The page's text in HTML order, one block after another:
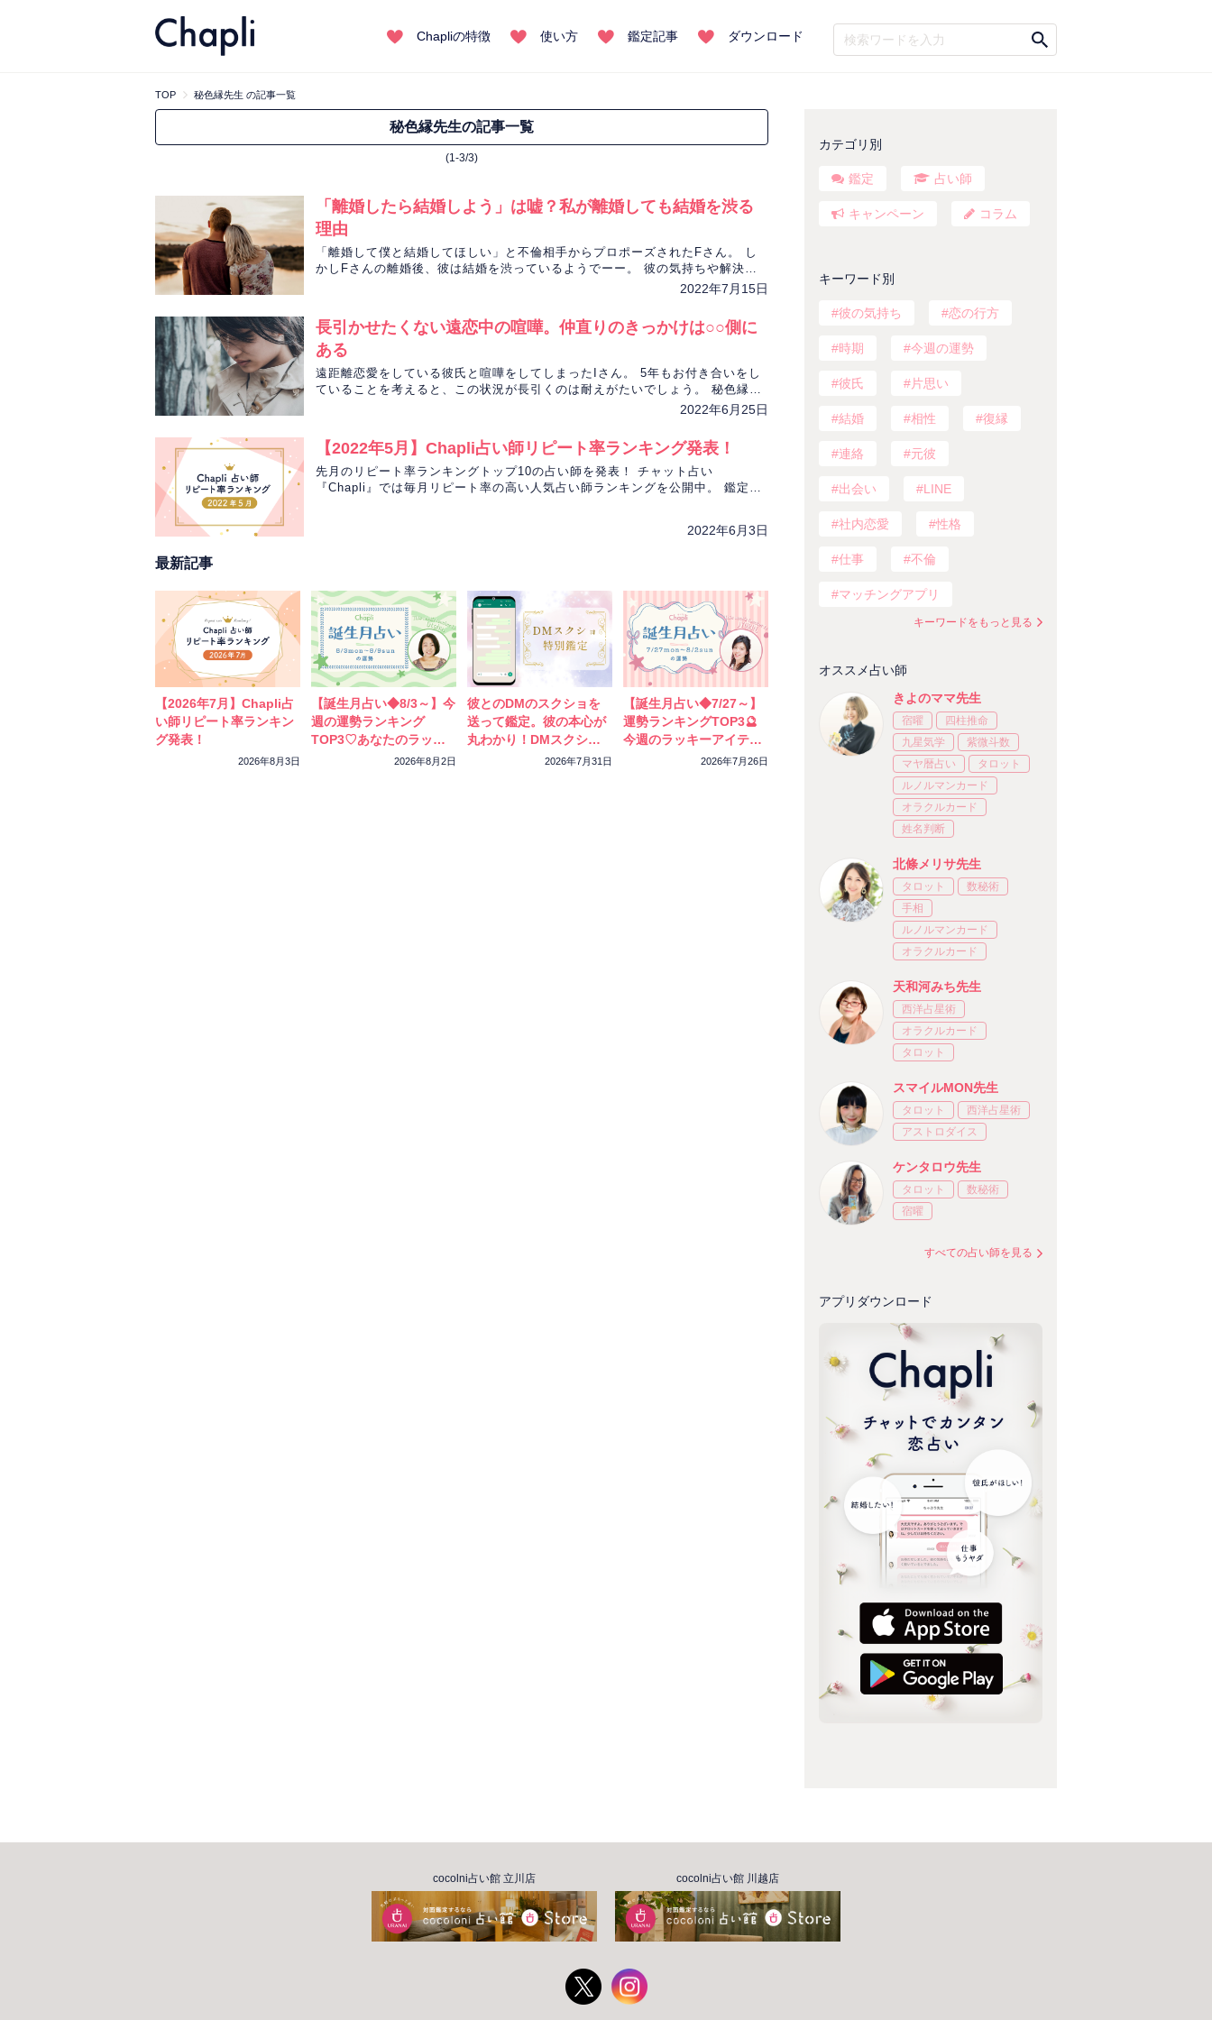
Chapliの特徴 使い方 鑑定記事 ダウンロード
TOP 秘色縁先生 の記事一覧
秘色縁先生の記事一覧
(1-3/3)
「離婚したら結婚しよう」は嘘？私が離婚しても結婚を渋る
理由
「離婚して僕と結婚してほしい」と不倫相手からプロポーズされたFさん。 し
かしFさんの離婚後、彼は結婚を渋っているようでーー。 彼の気持ちや解決す
2022年7月15日
長引かせたくない遠恋中の喧嘩。仲直りのきっかけは○○側に
ある
遠距離恋愛をしている彼氏と喧嘩をしてしまったIさん。 5年もお付き合いをし
ていることを考えると、この状況が長引くのは耐えがたいでしょう。 秘色縁先
2022年6月25日
【2022年5月】Chapli占い師リピート率ランキング発表！
先月のリピート率ランキングトップ10の占い師を発表！ チャット占い
『Chapli』では毎月リピート率の高い人気占い師ランキングを公開中。 鑑定を
2022年6月3日
最新記事
【2026年7月】Chapli占
い師リピート率ランキン
グ発表！
2026年8月3日
【誕生月占い◆8/3～】今
週の運勢ランキング
TOP3♡あなたのラッキ
ーカラーをチェック！
2026年8月2日
彼とのDMのスクショを
送って鑑定。彼の本心が
丸わかり！DMスクショ
特別鑑定をスタートしま
2026年7月31日
【誕生月占い◆7/27～】
運勢ランキングTOP3🔮
今週のラッキーアイテム
2026年7月26日
カテゴリ別
鑑定 占い師
キャンペーン コラム
キーワード別
彼の気持ち 恋の行方
時期 今週の運勢
彼氏 片思い
結婚 相性 復縁
連絡 元彼
出会い LINE
社内恋愛 性格
仕事 不倫
マッチングアプリ
キーワードをもっと見る
オススメ占い師
きよのママ先生
宿曜
四柱推命
九星気学
紫微斗数
マヤ暦占い
タロット
ルノルマンカード
オラクルカード
姓名判断
北條メリサ先生
タロット
数秘術
手相
ルノルマンカード
オラクルカード
天和河みち先生
西洋占星術
オラクルカード
タロット
スマイルMON先生
タロット
西洋占星術
アストロダイス
ケンタロウ先生
タロット
数秘術
宿曜
すべての占い師を見る
アプリダウンロード
cocolni占い館 立川店 cocolni占い館 川越店